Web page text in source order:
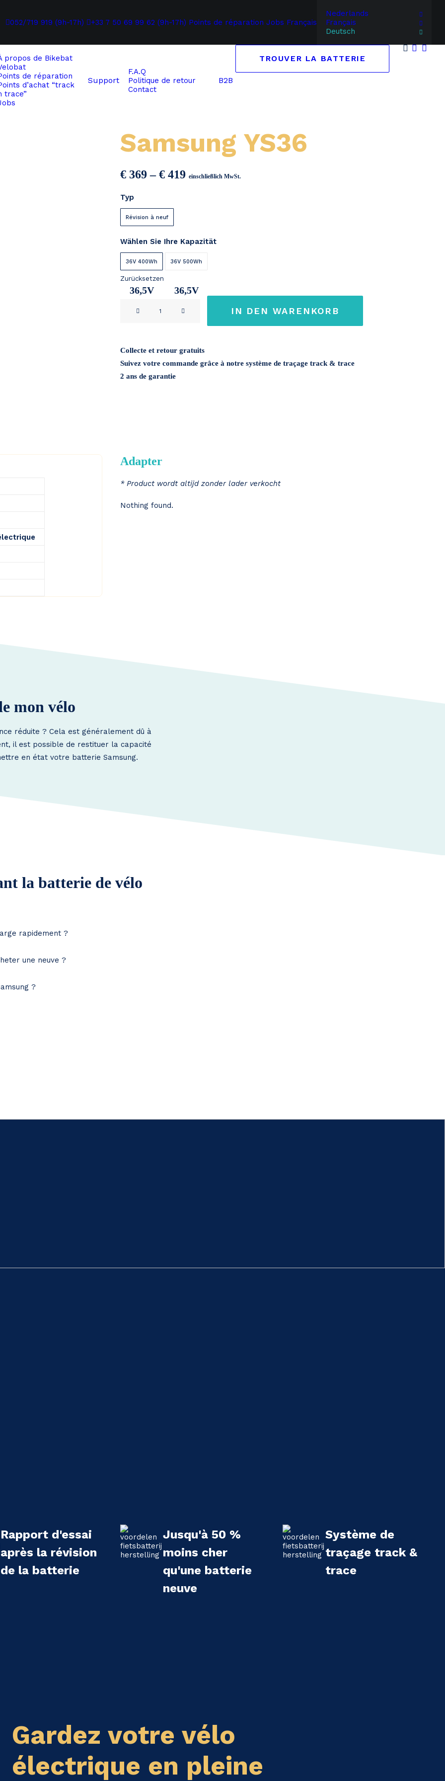
052/719 919 (9h-17h) +33 7 50 69 99 62 (9h-17h) Points de réparation Jobs Français
Nederlands
Français
Deutsch
propos de Bikebat
de réparation
d’achat “track
trace”
Support
F.A.Q
Politique de retour
Contact
B2B
TROUVER LA BATTERIE
Samsung YS36
€ 369 –€ 419Preisspanne:
einschließlich MwSt.
Typ
Révision à neuf
Wählen Sie Ihre Kapazität
36V 400Wh
36,5V
11Ah
36V 500Wh
36,5V
14,2Ah
Zurücksetzen
IN DEN WARENKORB
Collecte et retour gratuits
Suivez votre commande grâce à notre système de traçage track & trace
2 ans de garantie
Adapter
* Product wordt altijd zonder lader verkocht
Nothing found.
mon vélo
réduite ? Cela est généralement dû à
il est possible de restituer la capacité
en état votre batterie Samsung.
la batterie de vélo
rapidement ?
une neuve ?
?
Rapport d'essai
après la révision
de la batterie
Jusqu'à 50 %
moins cher
qu'une batterie
neuve
Système de
traçage track &
trace
Gardez votre vélo
électrique en pleine